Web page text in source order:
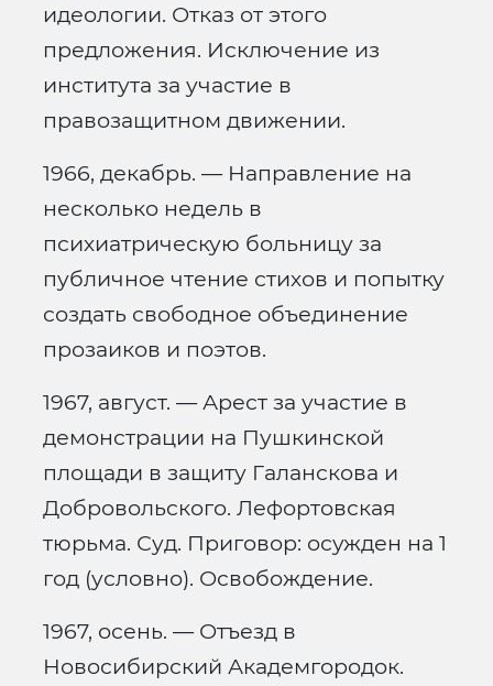
идеологии. Отказ от этого
предложения. Исключение из
института за участие в
правозащитном движении.
1966, декабрь. — Направление на
несколько недель в
психиатрическую больницу за
публичное чтение стихов и попытку
создать свободное объединение
прозаиков и поэтов.
1967, август. — Арест за участие в
демонстрации на Пушкинской
площади в защиту Галанскова и
Добровольского. Лефортовская
тюрьма. Суд. Приговор: осужден на 1
год (условно). Освобождение.
1967, осень. — Отъезд в
Новосибирский Академгородок.